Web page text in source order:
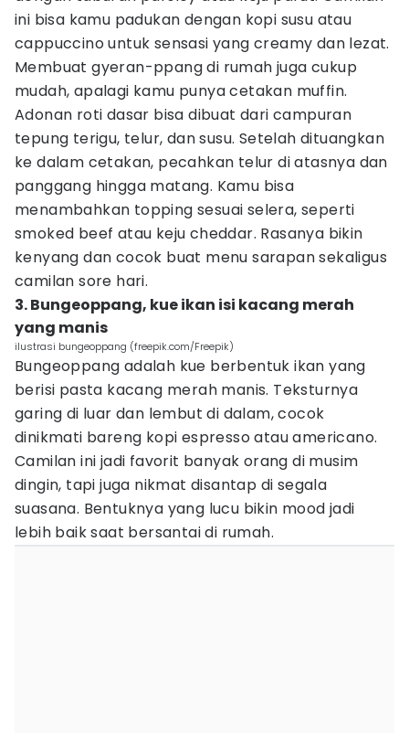
ini bisa kamu padukan dengan kopi susu atau
cappuccino untuk sensasi yang creamy dan lezat.
Membuat gyeran-ppang di rumah juga cukup
mudah, apalagi kamu punya cetakan muffin.
Adonan roti dasar bisa dibuat dari campuran
tepung terigu, telur, dan susu. Setelah dituangkan
ke dalam cetakan, pecahkan telur di atasnya dan
panggang hingga matang. Kamu bisa
menambahkan topping sesuai selera, seperti
smoked beef atau keju cheddar. Rasanya bikin
kenyang dan cocok buat menu sarapan sekaligus
camilan sore hari.
3. Bungeoppang, kue ikan isi kacang merah
yang manis
ilustrasi bungeoppang (freepik.com/Freepik)
Bungeoppang adalah kue berbentuk ikan yang
berisi pasta kacang merah manis. Teksturnya
garing di luar dan lembut di dalam, cocok
dinikmati bareng kopi espresso atau americano.
Camilan ini jadi favorit banyak orang di musim
dingin, tapi juga nikmat disantap di segala
suasana. Bentuknya yang lucu bikin mood jadi
lebih baik saat bersantai di rumah.